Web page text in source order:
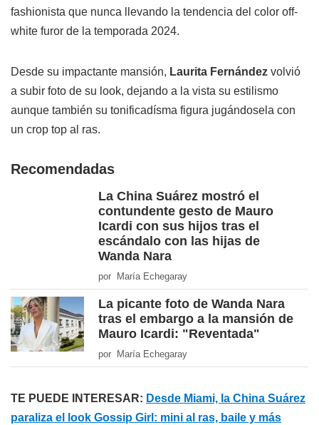
fashionista que nunca llevando la tendencia del color off-
white furor de la temporada 2024.
Desde su impactante mansión, Laurita Fernández volvió
a subir foto de su look, dejando a la vista su estilismo
aunque también su tonificadísma figura jugándosela con
un crop top al ras.
Recomendadas
La China Suárez mostró el
contundente gesto de Mauro
Icardi con sus hijos tras el
escándalo con las hijas de
Wanda Nara
por María Echegaray
La picante foto de Wanda Nara
tras el embargo a la mansión de
Mauro Icardi: "Reventada"
por María Echegaray
TE PUEDE INTERESAR: Desde Miami, la China Suárez
paraliza el look Gossip Girl: mini al ras, baile y más